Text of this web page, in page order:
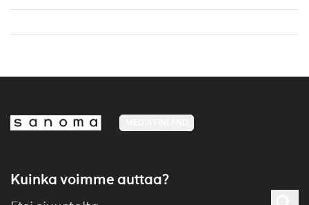
Kuinka voimme auttaa?